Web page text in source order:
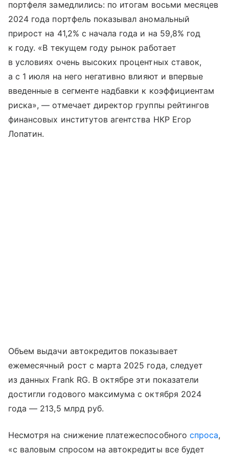
портфеля замедлились: по итогам восьми месяцев
2024 года портфель показывал аномальный
прирост на 41,2% с начала года и на 59,8% год
к году. «В текущем году рынок работает
в условиях очень высоких процентных ставок,
а с 1 июля на него негативно влияют и впервые
введенные в сегменте надбавки к коэффициентам
риска», — отмечает директор группы рейтингов
финансовых институтов агентства НКР Егор
Лопатин.
Объем выдачи автокредитов показывает
ежемесячный рост с марта 2025 года, следует
из данных Frank RG. В октябре эти показатели
достигли годового максимума с октября 2024
года — 213,5 млрд руб.
Несмотря на снижение платежеспособного спроса,
«с валовым спросом на автокредиты все будет